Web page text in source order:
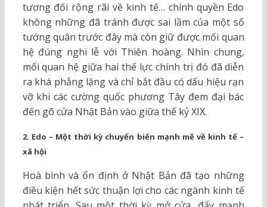
tương đối rộng rãi về kinh tế… chính quyền Edo
không những đã tránh được sai lầm của một số
tướng quân trước đây mà còn giữ được mối quan
hệ đúng nghi lễ với Thiên hoàng. Nhìn chung,
mối quan hệ giữa hai thế lực chính trị đó đã diễn
ra khá phẳng lặng và chỉ bắt đầu có dấu hiệu rạn
vỡ khi các cường quốc phương Tây đem đại bác
đến gõ cửa Nhật Bản vào giữa thế kỷ XIX.
2. Edo – Một thời kỳ chuyển biến mạnh mẽ về kinh tế –
xã hội
Hoà bình và ổn định ở Nhật Bản đã tạo những
điều kiện hết sức thuận lợi cho các ngành kinh tế